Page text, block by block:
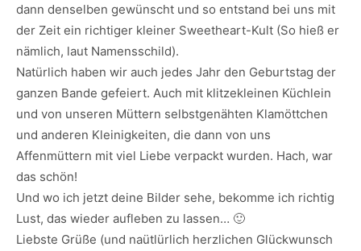
dann denselben gewünscht und so entstand bei uns mit
der Zeit ein richtiger kleiner Sweetheart-Kult (So hieß er
nämlich, laut Namensschild).
Natürlich haben wir auch jedes Jahr den Geburtstag der
ganzen Bande gefeiert. Auch mit klitzekleinen Küchlein
und von unseren Müttern selbstgenähten Klamöttchen
und anderen Kleinigkeiten, die dann von uns
Affenmüttern mit viel Liebe verpackt wurden. Hach, war
das schön!
Und wo ich jetzt deine Bilder sehe, bekomme ich richtig
Lust, das wieder aufleben zu lassen… 🙂
Liebste Grüße (und naütlürlich herzlichen Glückwunsch